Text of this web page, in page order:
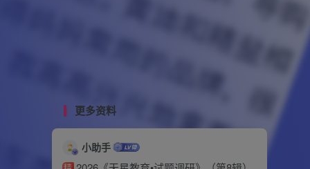
更多资料
小助手